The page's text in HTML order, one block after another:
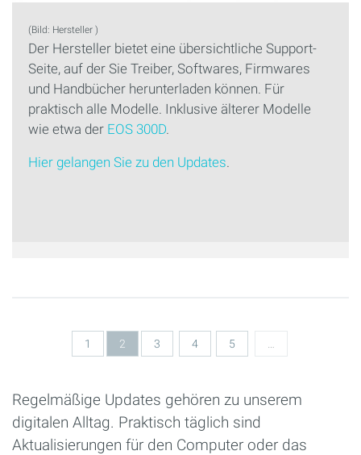
(Bild: Hersteller )
Der Hersteller bietet eine übersichtliche Support-
Seite, auf der Sie Treiber, Softwares, Firmwares
und Handbücher herunterladen können. Für
praktisch alle Modelle. Inklusive älterer Modelle
wie etwa der EOS 300D.
Hier gelangen Sie zu den Updates.
Seiten
1 2 3 4 5
Regelmäßige Updates gehören zu unserem
digitalen Alltag. Praktisch täglich sind
Aktualisierungen für den Computer oder das